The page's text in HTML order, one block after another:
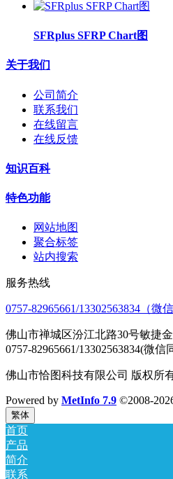
SFRplus SFRP Chart图
关于我们
公司简介
联系我们
在线留言
在线反馈
知识百科
特色功能
网站地图
聚合标签
站内搜索
服务热线
0757-82965661/13302563834（微
佛山市禅城区汾江北路30号敏捷
0757-82965661/13302563834(微信
佛山市恰图科技有限公司 版权所
Powered by MetInfo 7.9 ©2008-
繁体
首页
产品
简介
联系